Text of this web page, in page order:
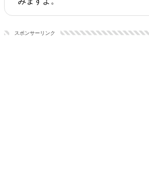
スポンサーリンク